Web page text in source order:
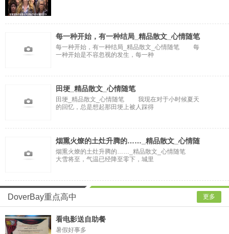
每一种开始，有一种结局_精品散文_心情随笔
每一种开始，有一种结局_精品散文_心情随笔 每
一种开始是不容忽视的发生，每一种
田埂_精品散文_心情随笔
田埂_精品散文_心情随笔 我现在对于小时候夏天
的回忆，总是想起那田埂上被人踩得
烟熏火燎的土灶升腾的……_精品散文_心情随
烟熏火燎的土灶升腾的……_精品散文_心情随笔
大雪将至，气温已经降至零下，城里
DoverBay重点高中 更多
看电影送自助餐
暑假好事多